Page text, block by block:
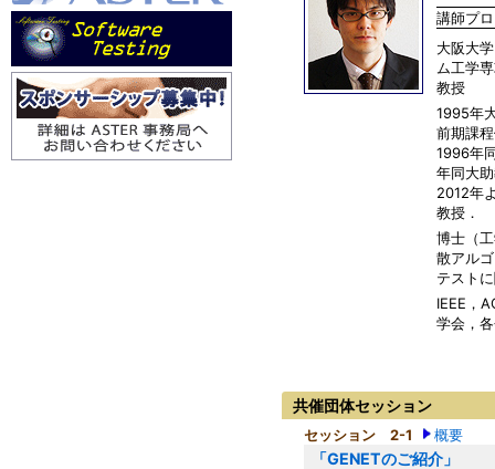
講師プ
大阪大
ム工学
教授
1995年
前期課
1996年
年同大
2012年
教授．
博士（
散アル
テスト
IEEE，
学会，
共催団体セッション
セッション 2-1 概要
「GENETのご紹介」